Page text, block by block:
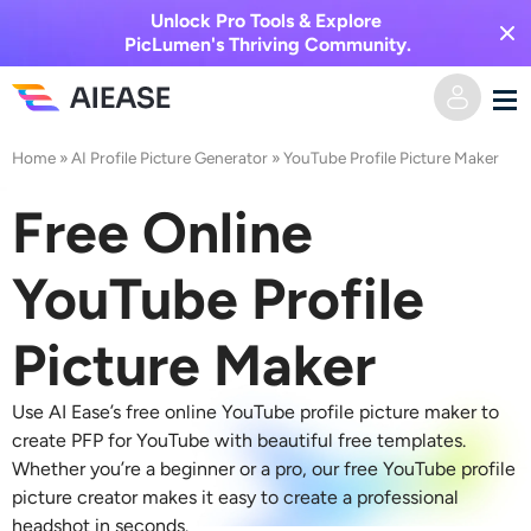
Unlock Pro Tools & Explore
PicLumen's Thriving Community.
Domicile
Vidéo IA
Texte en vidéo
De l’image à la vidéo
Effets vidéo
Générateur de baisers IA
Effets vidéo
Image IA
Image vers image
Texte en image
Outils d’IA
Éditeur et créateur de photos
Prisée
Home »AI Profile Picture Generator »YouTube Profile Picture Maker
Free Online
YouTube Profile
Picture Maker
Use AI Ease’s free online YouTube profile picture maker to
create PFP for YouTube with beautiful free templates.
Whether you’re a beginner or a pro, our free YouTube profile
picture creator makes it easy to create a professional
headshot in seconds.